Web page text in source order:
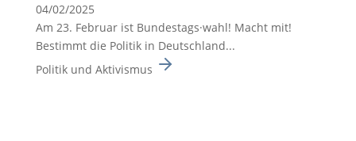
04/02/2025
Am 23. Februar ist Bundes­tags·wahl! Macht mit!
Bestimmt die Politik in Deutsch­land...
Politik und Aktivismus